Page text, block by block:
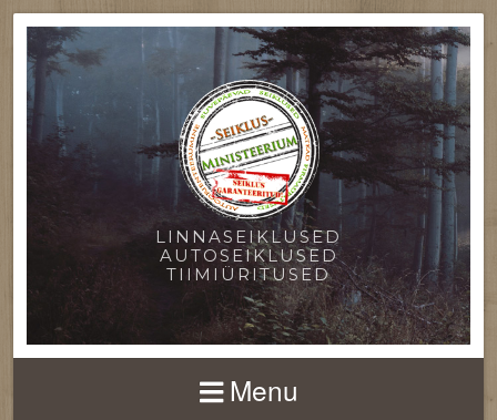
LINNASEIKLUSED
AUTOSEIKLUSED
TIIMIÜRITUSED
Menu